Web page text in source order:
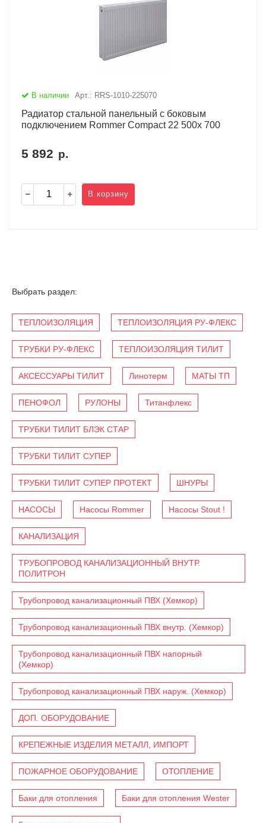
В наличии Арт.: RRS-1010-225070
Радиатор стальной панельный с боковым
подключением Rommer Compact 22 500х 700
5 892 р.
В корзину
Выбрать раздел:
ТЕПЛОИЗОЛЯЦИЯ ТЕПЛОИЗОЛЯЦИЯ РУ-ФЛЕКС
ТРУБКИ РУ-ФЛЕКС ТЕПЛОИЗОЛЯЦИЯ ТИЛИТ
АКСЕССУАРЫ ТИЛИТ Линотерм МАТЫ ТП
ПЕНОФОЛ РУЛОНЫ Титанфлекс
ТРУБКИ ТИЛИТ БЛЭК СТАР
ТРУБКИ ТИЛИТ СУПЕР
ТРУБКИ ТИЛИТ СУПЕР ПРОТЕКТ ШНУРЫ
НАСОСЫ Насосы Rommer Насосы Stout !
КАНАЛИЗАЦИЯ
ТРУБОПРОВОД КАНАЛИЗАЦИОННЫЙ ВНУТР.
ПОЛИТРОН
Трубопровод канализационный ПВХ (Хемкор)
Трубопровод канализационный ПВХ внутр. (Хемкор)
Трубопровод канализационный ПВХ напорный
(Хемкор)
Трубопровод канализационный ПВХ наруж. (Хемкор)
ДОП. ОБОРУДОВАНИЕ
КРЕПЕЖНЫЕ ИЗДЕЛИЯ МЕТАЛЛ, ИМПОРТ
ПОЖАРНОЕ ОБОРУДОВАНИЕ ОТОПЛЕНИЕ
Баки для отопления Баки для отопления Wester